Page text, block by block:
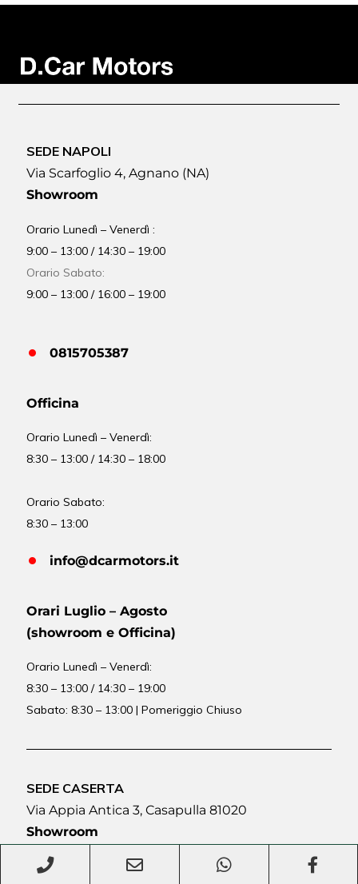
SEDE NAPOLI
Via Scarfoglio 4, Agnano (NA)
Showroom
Orario Lunedì – Venerdì :
9:00 – 13:00 / 14:30 – 19:00
Orario Sabato:
9:00 – 13:00 / 16:00 – 19:00
0815705387
Officina
OrarioLunedì – Venerdì:
8:30 – 13:00 / 14:30 – 18:00
Orario Sabato:
8:30 – 13:00
info@dcarmotors.it
Orari Luglio – Agosto
(showroom e Officina)
OrarioLunedì – Venerdì:
8:30 – 13:00 / 14:30 – 19:00
Sabato: 8:30 – 13:00 | Pomeriggio Chiuso
SEDE CASERTA
Via Appia Antica 3, Casapulla 81020
Showroom
Orario Lunedì – Venerdì :